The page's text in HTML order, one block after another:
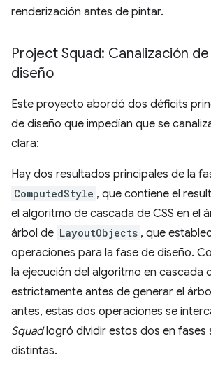
renderización antes de pintar.
Project Squad: Canalización
diseño
Este proyecto abordó dos déficits
de diseño que impedían que se
clara:
Hay dos resultados principales de la
ComputedStyle , que contiene el
el algoritmo de cascada de CSS en el
árbol de LayoutObjects , que
operaciones para la fase de diseño.
la ejecución del algoritmo en cascada
estrictamente antes de generar el
antes, estas dos operaciones se
Squadlogró dividir estos dos en fases
distintas.